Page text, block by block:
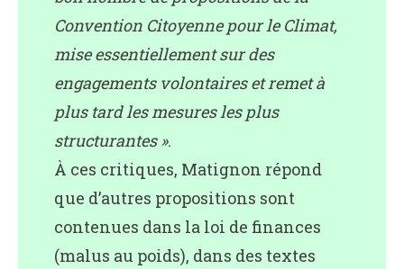
Convention Citoyenne pour le Climat,
mise essentiellement sur des
engagements volontaires et remet à
plus tard les mesures les plus
structurantes ».
À ces critiques, Matignon répond
que d’autres propositions sont
contenues dans la loi de finances
(malus au poids), dans des textes